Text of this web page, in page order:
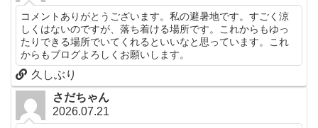
コメントありがとうございます。私の避暑地です。すごく涼
しくはないのですが、落ち着ける場所です。これからもゆっ
たりできる場所でいてくれるといいなと思っています。これ
からもブログよろしくお願いします。
久しぶり
さだちゃん
2026.07.21